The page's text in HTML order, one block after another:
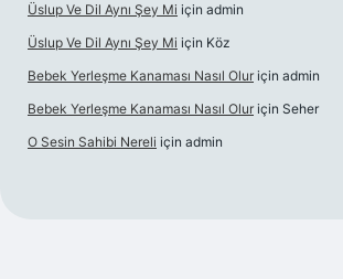
Üslup Ve Dil Aynı Şey Mi için admin
Üslup Ve Dil Aynı Şey Mi için Köz
Bebek Yerleşme Kanaması Nasıl Olur için admin
Bebek Yerleşme Kanaması Nasıl Olur için Seher
O Sesin Sahibi Nereli için admin